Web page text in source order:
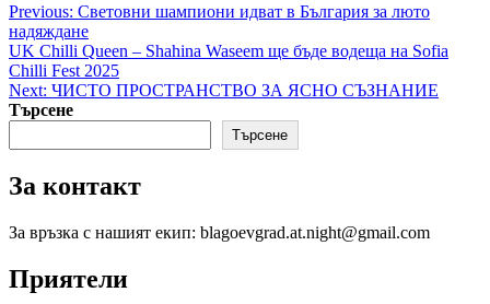
Post
navigation
Previous: Световни шампиони идват в България за люто
надяждане
UK Chilli Queen – Shahina Waseem ще бъде водеща на Sofia
Chilli Fest 2025
Next: ЧИСТО ПРОСТРАНСТВО ЗА ЯСНО СЪЗНАНИЕ
Търсене
Търсене
За контакт
За връзка с нашият екип: blagoevgrad.at.night@gmail.com
Приятели